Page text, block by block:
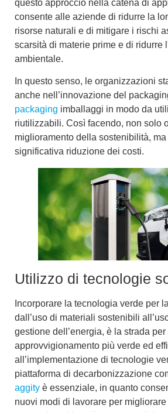
questo approccio nella catena di
consente alle aziende di ridurre la
risorse naturali e di mitigare i rischi
scarsità di materie prime e di ridurre
ambientale.
In questo senso, le organizzazioni
anche nell’innovazione del
packaging imballaggi in modo da
riutilizzabili. Così facendo, non solo
miglioramento della sostenibilità,
significativa riduzione dei costi.
Utilizzo di tecnologie
Incorporare la tecnologia verde per
dall’uso di materiali sostenibili
gestione dell’energia, è la strada
approvvigionamento più verde ed
all’implementazione di tecnologie
piattaforma di decarbonizzazione
aggity è essenziale, in quanto
nuovi modi di lavorare per migliorare